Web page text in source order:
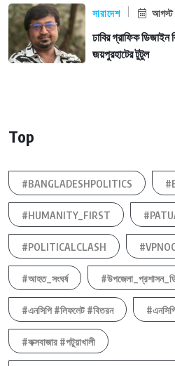
সারাদেশ আগস্ট
ঢাবির গ্রাফিক ডিজাইন
জয়পুরহাটের টুটুল
Top
#BANGLADESHPOLITICS
#HUMANITY_FIRST
#POLITICALCLASH
#আহত_সংঘর্ষ
#এনসিপি #লিফলেট #বিতরন
#কক্সবাজার #পটুয়াখালী